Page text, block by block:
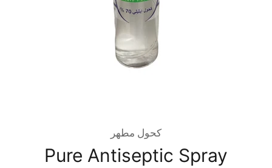
كحول مطهر
Pure Antiseptic Spray